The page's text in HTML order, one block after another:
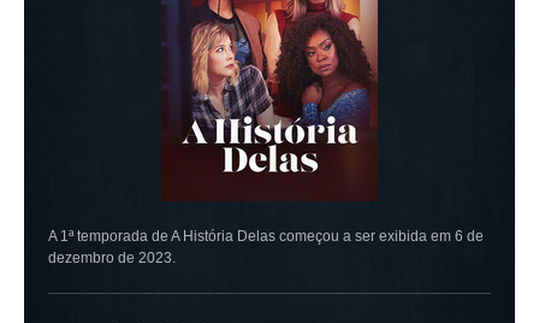
A 1ª temporada de A História Delas começou a ser exibida em 6 de
dezembro de 2023.